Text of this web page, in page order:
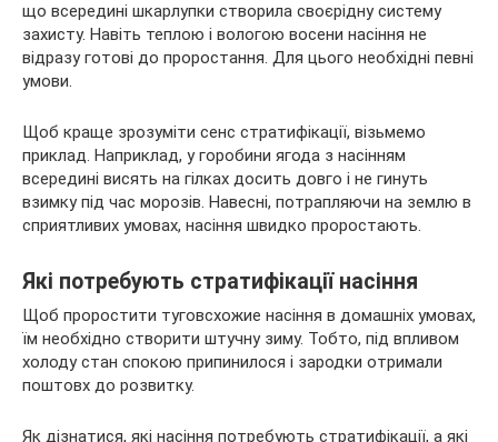
що всередині шкарлупки створила своєрідну систему
захисту. Навіть теплою і вологою восени насіння не
відразу готові до проростання. Для цього необхідні певні
умови.
Щоб краще зрозуміти сенс стратифікації, візьмемо
приклад. Наприклад, у горобини ягода з насінням
всередині висять на гілках досить довго і не гинуть
взимку під час морозів. Навесні, потрапляючи на землю в
сприятливих умовах, насіння швидко проростають.
Які потребують стратифікації насіння
Щоб проростити туговсхожие насіння в домашніх умовах,
їм необхідно створити штучну зиму. Тобто, під впливом
холоду стан спокою припинилося і зародки отримали
поштовх до розвитку.
Як дізнатися, які насіння потребують стратифікації, а які